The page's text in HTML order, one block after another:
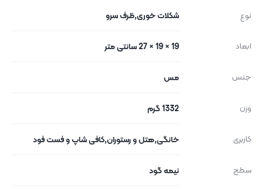
نوع شکلات خوری,ظرف سرو
ابعاد 19 × 19 × 27 سانتی متر
جنس مس
وزن 1332 گرم
کاربری خانگی,هتل و رستوران,کافی شاپ و فست فود
سطح نیمه گود